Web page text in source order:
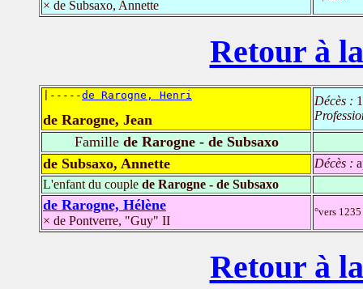
× de Subsaxo, Annette
Retour à
|-----de Rarogne, Henri
de Rarogne, Jean
Décès :
Famillede Rarogne - de Subsaxo
de Subsaxo, Annette
Décès :
L'enfant du couple de Rarogne - de Subsaxo
de Rarogne, Hélène
× de Pontverre, "Guy" II
°vers 1235
Retour à